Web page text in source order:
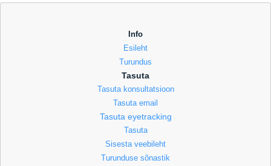
Info
Esileht
Turundus
Tasuta
Tasuta konsultatsioon
Tasuta email
Tasuta eyetracking
Tasuta
Sisesta veebileht
Turunduse sõnastik